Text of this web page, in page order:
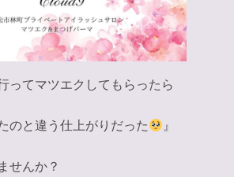
ってマツエクしてもらったら
のと違う仕上がりだった 』
せんか？